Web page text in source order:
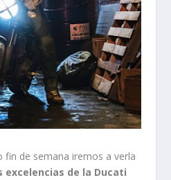
fin de semana iremos a verla
de la Ducati